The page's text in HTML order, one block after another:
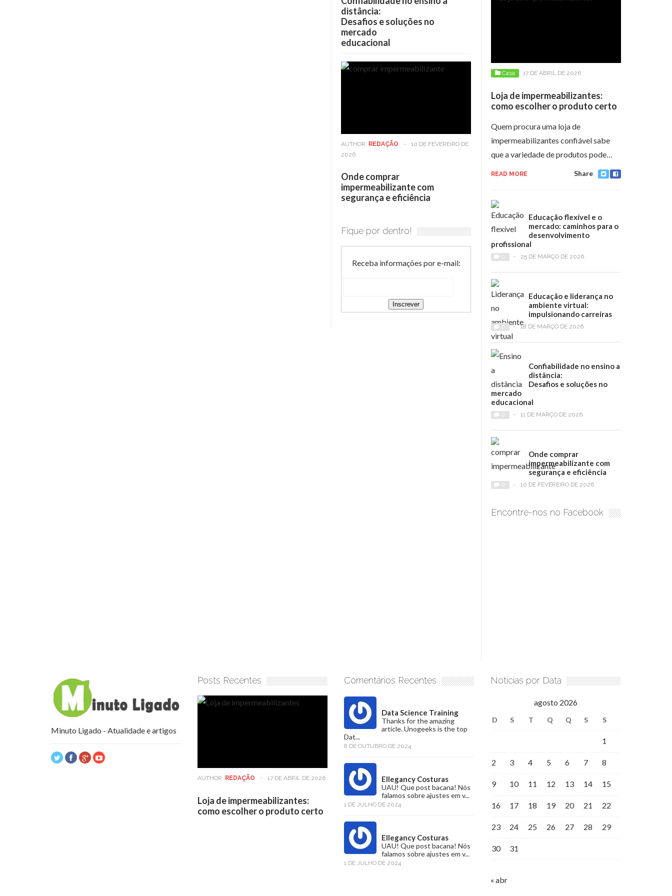
distância:
Desafios e soluções no
mercado
educacional
AUTHOR: REDAÇÃO -
10 DE FEVEREIRO DE
2026
Onde comprar
impermeabilizante com
segurança e eficiência
Fique por dentro!
Receba informações por e-mail:
Casa 17 DE ABRIL DE 2026
Loja de impermeabilizantes:
como escolher o produto certo
Quem procura uma loja de
impermeabilizantes confiável sabe
que a variedade de produtos pode…
READ MORE Share
Educação flexível e o
mercado: caminhos para o
desenvolvimento
profissional
- 25 DE MARÇO DE 2026
Educação e liderança no
ambiente virtual:
impulsionando carreiras
- 18 DE MARÇO DE 2026
Confiabilidade no ensino a
distância:
Desafios e soluções no
mercado
educacional
- 11 DE MARÇO DE 2026
Onde comprar
impermeabilizante com
segurança e eficiência
- 10 DE FEVEREIRO DE 2026
Encontre-nos no Facebook
Minuto Ligado - Atualidade e artigos
Posts Recentes
AUTHOR: REDAÇÃO - 17 DE ABRIL DE 2026
Loja de impermeabilizantes:
como escolher o produto certo
Comentários Recentes
Data Science Training
Thanks for the amazing
article. Unogeeks is the top
Dat...
8 DE OUTUBRO DE 2024
Ellegancy Costuras
UAU! Que post bacana! Nós
falamos sobre ajustes em v...
1 DE JULHO DE 2024
Ellegancy Costuras
UAU! Que post bacana! Nós
falamos sobre ajustes em v...
1 DE JULHO DE 2024
Notícias por Data
agosto 2026
D S T Q Q S S
1
2 3 4 5 6 7 8
9 10 11 12 13 14 15
16 17 18 19 20 21 22
23 24 25 26 27 28 29
30 31
« abr